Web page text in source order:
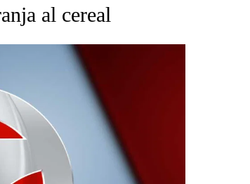
al cereal